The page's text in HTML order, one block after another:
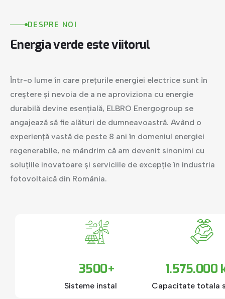
DESPRE NOI
Energiaverde esteviitorul
Într-o lume în care prețurile energiei electrice sunt în
creștere și nevoia de a ne aproviziona cu energie
durabilă devine esențială, ELBRO Energogroup se
angajează să fie alături de dumneavoastră. Având o
experiență vastă de peste 8 ani în domeniul energiei
regenerabile, ne mândrim că am devenit sinonimi cu
soluțiile inovatoare și serviciile de excepție în industria
fotovoltaică din România.
3500+
Sisteme instalate
1.575.000
Capacitate totala